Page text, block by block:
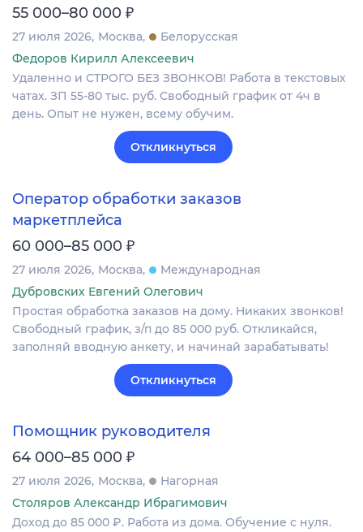
55 000–80 000 ₽
27 июля 2026 Москва
Белорусская
Федоров Кирилл Алексеевич
Удаленно и СТРОГО БЕЗ ЗВОНКОВ! Работа в текстовых
чатах. ЗП 55-80 тыс. руб. Свободный график от 4ч в
день. Опыт не нужен, всему обучим.
Откликнуться
Оператор обработки заказов
маркетплейса
60 000–85 000 ₽
27 июля 2026 Москва
Международная
Дубровских Евгений Олегович
Простая обработка заказов на дому. Никаких звонков!
Свободный график, з/п до 85 000 руб. Откликайся,
заполняй вводную анкету, и начинай зарабатывать!
Откликнуться
Помощник руководителя
64 000–85 000 ₽
27 июля 2026 Москва
Нагорная
Столяров Александр Ибрагимович
Доход до 85 000 ₽. Работа из дома. Обучение с нуля.